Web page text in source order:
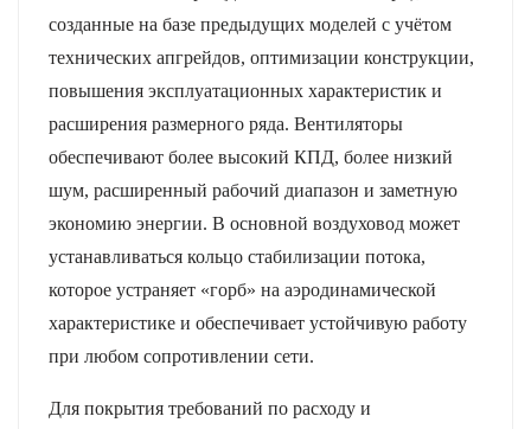
созданные на базе предыдущих моделей с учётом
технических апгрейдов, оптимизации конструкции,
повышения эксплуатационных характеристик и
расширения размерного ряда. Вентиляторы
обеспечивают более высокий КПД, более низкий
шум, расширенный рабочий диапазон и заметную
экономию энергии. В основной воздуховод может
устанавливаться кольцо стабилизации потока,
которое устраняет «горб» на аэродинамической
характеристике и обеспечивает устойчивую работу
при любом сопротивлении сети.
Для покрытия требований по расходу и